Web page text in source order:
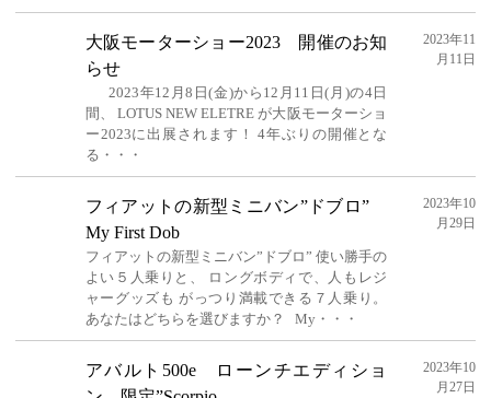
大阪モーターショー2023 開催のお知
らせ
2023年12月8日(金)から12月11日(月)の4日
間、 LOTUS NEW ELETRE が大阪モーターショ
ー2023に出展されます！ 4年ぶりの開催とな
る・・・
2023年11
月11日
フィアットの新型ミニバン”ドブロ”
My First Dob
フィアットの新型ミニバン”ドブロ” 使い勝手の
よい５人乗りと、 ロングボディで、人もレジ
ャーグッズも がっつり満載できる７人乗り。
あなたはどちらを選びますか？ My・・・
2023年10
月29日
アバルト500e ローンチエディショ
2023年10
月27日